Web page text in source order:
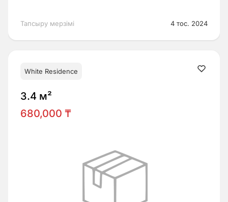
Тапсыру мерзімі 4 тос. 2024
White Residence
3.4 м²
680,000 ₸